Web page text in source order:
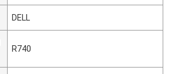
DELL
R740